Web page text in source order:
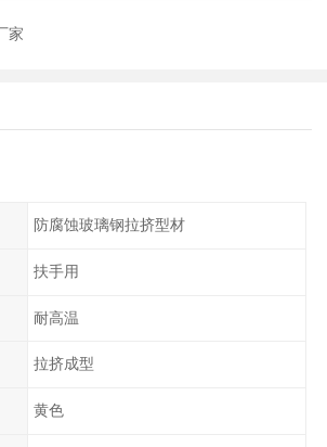
家
防腐蚀玻璃钢拉挤型材
扶手用
耐高温
拉挤成型
黄色